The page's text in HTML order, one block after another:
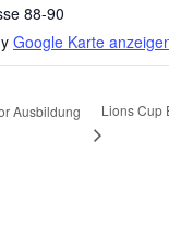
88-90
Google Karte
Ausbildung Lions Cup